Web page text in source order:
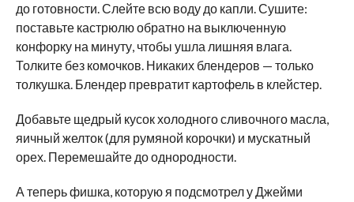
до готовности. Слейте всю воду до капли. Сушите:
поставьте кастрюлю обратно на выключенную
конфорку на минуту, чтобы ушла лишняя влага.
Толките без комочков. Никаких блендеров — только
толкушка. Блендер превратит картофель в клейстер.
Добавьте щедрый кусок холодного сливочного масла,
яичный желток (для румяной корочки) и мускатный
орех. Перемешайте до однородности.
А теперь фишка, которую я подсмотрел у Джейми